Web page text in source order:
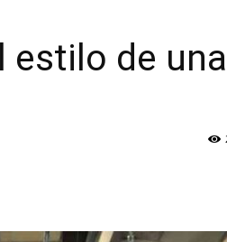
estilo de una